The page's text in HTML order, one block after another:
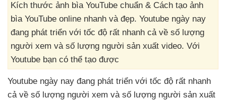
Kích thước ảnh bìa YouTube chuẩn & Cách tạo ảnh
bìa YouTube online nhanh và đẹp. Youtube ngày nay
đang phát triển với tốc độ rất nhanh cả về số lượng
người xem và số lượng người sản xuất video. Với
Youtube bạn có thể tạo được
Youtube ngày nay đang phát triển với tốc độ rất nhanh
cả về số lượng người xem và số lượng người sản xuất